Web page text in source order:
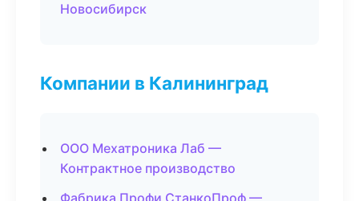
Новосибирск
Компании в Калининград
ООО Мехатроника Лаб —
Контрактное производство
Фабрика Профи СтанкоПроф —